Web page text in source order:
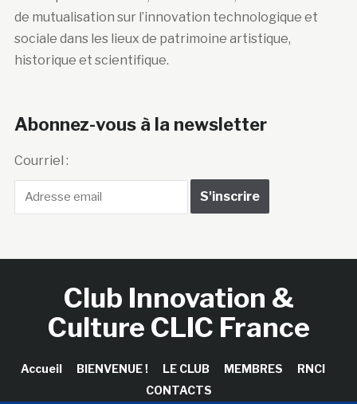
de mutualisation sur l’innovation technologique et
sociale dans les lieux de patrimoine artistique,
historique et scientifique.
Abonnez-vous à la newsletter
Courriel :
Club Innovation &
Culture CLIC France
Accueil BIENVENUE ! LE CLUB MEMBRES
RNCI
CONTACTS